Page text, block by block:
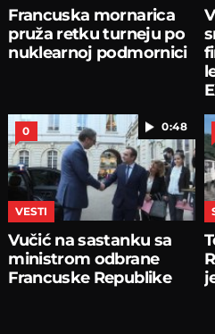
Francuska mornarica
pruža retku turneju po
nuklearnoj podmornici
0:48
0
VESTI
Vučić na sastanku sa
ministrom odbrane
Francuske Republike